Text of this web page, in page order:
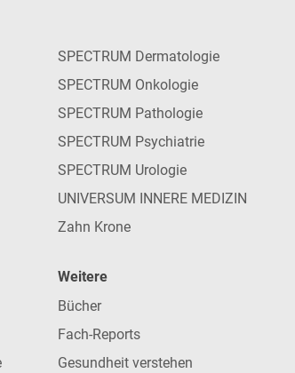
SPECTRUM Dermatologie
SPECTRUM Onkologie
SPECTRUM Pathologie
SPECTRUM Psychiatrie
SPECTRUM Urologie
UNIVERSUM INNERE MEDIZIN
Zahn Krone
Weitere
Bücher
Fach-Reports
Gesundheit verstehen